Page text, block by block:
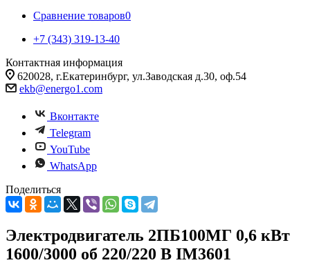
Сравнение товаров0
+7 (343) 319-13-40
Контактная информация
620028, г.Екатеринбург, ул.Заводская д.30, оф.54
ekb@energo1.com
Вконтакте
Telegram
YouTube
WhatsApp
Поделиться
Электродвигатель 2ПБ100МГ 0,6 кВт
1600/3000 об 220/220 В IM3601